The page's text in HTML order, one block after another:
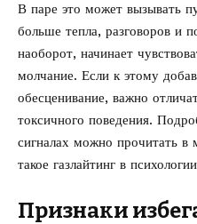
В паре это может вызывать
больше тепла, разговоров и
наоборот, начинает
молчание. Если к этому
обесценивание, важно
токсичного поведения.
сигналах можно прочитать
такое газлайтинг в психологии
Признаки